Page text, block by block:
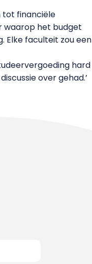
tot financiële
waarop het budget
Elke faculteit zou een
hard
over gehad.’